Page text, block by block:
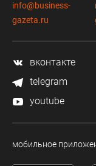
info@business-
gazeta.ru
вконтакте
telegram
youtube
мобильное